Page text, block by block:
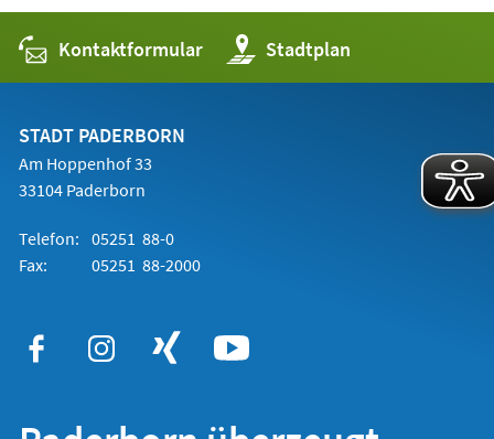
Kontaktformular Stadtplan
(Öffnet
in
einem
STADT PADERBORN
Am Hoppenhof 33
33104 Paderborn
Telefon: 05251 88-0
Fax:
05251 88-2000